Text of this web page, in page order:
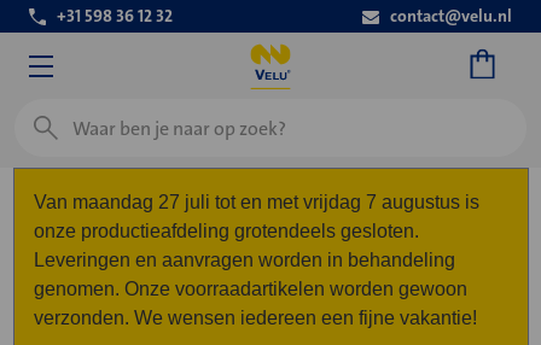
+31 598 36 12 32 contact@velu.nl
Zoeken
Van maandag 27 juli tot en met vrijdag 7 augustus is
onze productieafdeling grotendeels gesloten.
Leveringen en aanvragen worden in behandeling
genomen. Onze voorraadartikelen worden gewoon
verzonden. We wensen iedereen een fijne vakantie!